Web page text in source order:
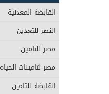
القابضة المعدنية
النصر للتعدين
مصر للتامين
مصر لتامينات الحياه
القابضة للتامين